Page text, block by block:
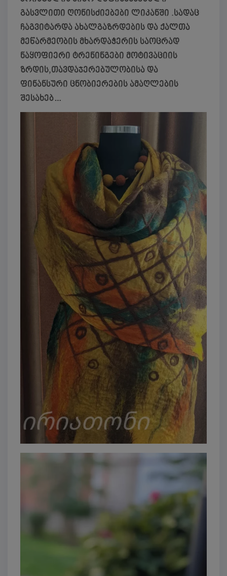
გასვლითი ღონისძიებები ლიკანში .სადაც
ჩაგვიტარდა ახალგაზრდების და ქალთა
მეწარმეობის მხარდაჭერის საოცრად
ნაყოფიერი ტრენინგები მოტივაციის
ზრდის,თავდაჯერებულობისა და
ფინანსური ცნობიერების ამაღლების
შესახებ…